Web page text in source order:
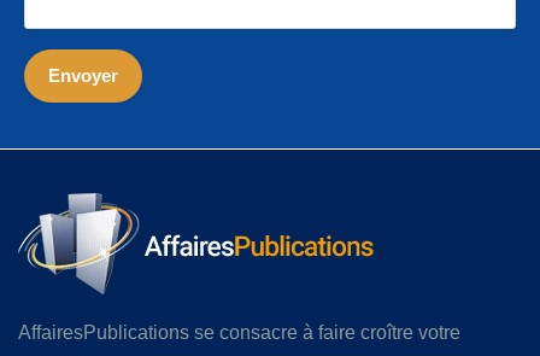
AffairesPublications se consacre à faire croître votre